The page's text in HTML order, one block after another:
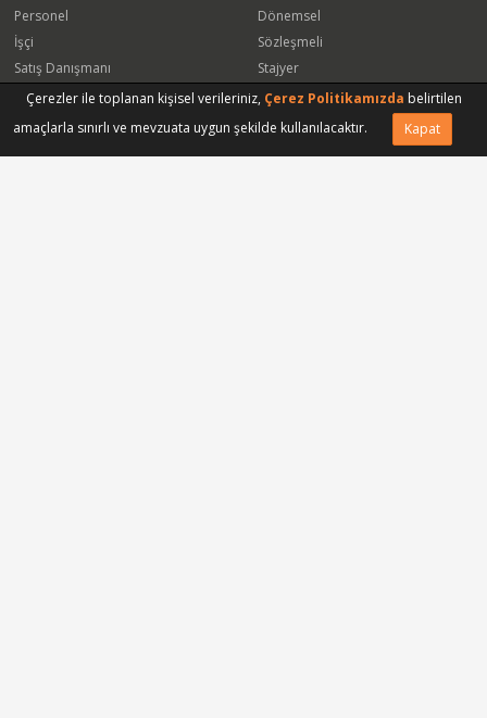
Personel
İşçi
Satış Danışmanı
Öğrenci
Satış Elemanı
Dönemsel
Sözleşmeli
Stajyer
Freelance
Yeni Mezun
Çerezler ile toplanan kişisel verileriniz, Çerez Politikamızda belirtilen
amaçlarla sınırlı ve mevzuata uygun şekilde kullanılacaktır.
Kapat